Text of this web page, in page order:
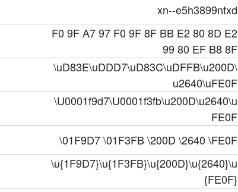
xn--e5h3899ntxd
F0 9F A7 97 F0 9F 8F BB E2 80 8D E2
99 80 EF B8 8F
\uD83E\uDDD7\uD83C\uDFFB\u200D\
u2640\uFE0F
\U0001f9d7\U0001f3fb\u200D\u2640\u
FE0F
\01F9D7 \01F3FB \200D \2640 \FE0F
\u{1F9D7}\u{1F3FB}\u{200D}\u{2640}\u
{FE0F}